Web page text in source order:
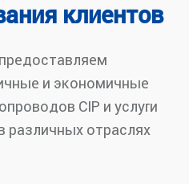
клиентов
и экономичные
CIP и услуги
различных отраслях